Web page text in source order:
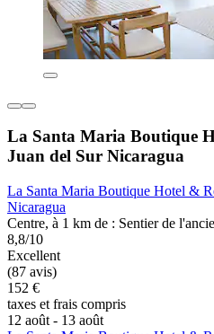
La Santa Maria Boutique
Juan del Sur Nicaragua
La Santa Maria Boutique Hotel &
Nicaragua
Centre, à 1 km de : Sentier de
8,8/10
Excellent
(87 avis)
152 €
taxes et frais compris
12 août - 13 août